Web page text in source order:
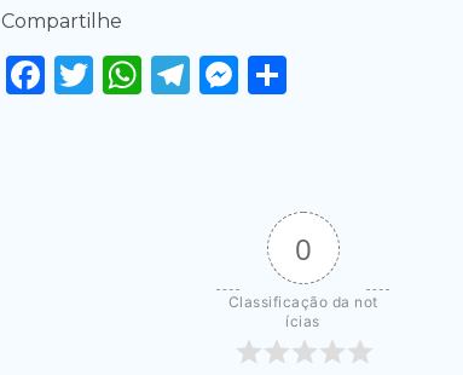
Compartilhe
Facebook
Twitter
WhatsApp
Telegram
Messenger
0
Classificação da not
ícias